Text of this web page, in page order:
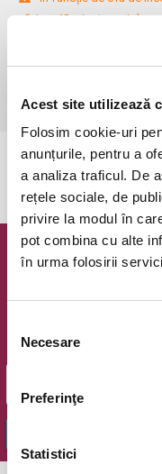
Acest site utilizează
Folosim cookie-uri
anunțurile, pentru a
a analiza traficul. De
rețele sociale, de
privire la modul în
pot combina cu alte
în urma folosirii
consimțământului
Necesare
Preferinţe
Statistici
oră / cu 40 minute mai
înainte de spectacol.
Informații suplimentare, la
Email